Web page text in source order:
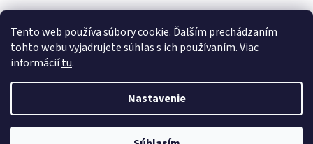
Tento web používa súbory cookie. Ďalším prechádzaním
tohto webu vyjadrujete súhlas s ich používaním. Viac
informáciítu.
Nastavenie
Sledovať na Instagrame
Vytvoril Shoptet